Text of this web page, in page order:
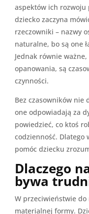
aspektów ich rozwoju
dziecko zaczyna
rzeczowniki – nazwy
naturalne, bo są one
Jednak równie
opanowania, są
czynności.
Bez czasowników nie
one odpowiadają za
powiedzieć, co ktoś
codzienność. Dlatego
pomóc dziecku
Dlaczego
bywa
W przeciwieństwie
materialnej formy.